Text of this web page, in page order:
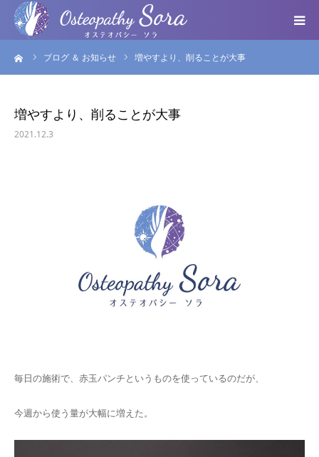
ブログ ＆ お知らせ 増やすより、削ることが大事
増やすより、削ることが大事
2021.12.3
毎日の施術で、赤玉パンチというものを使っているのだが、
今週から使う量が大幅に増えた。
ABOUT
MENU
個人情報保護方針